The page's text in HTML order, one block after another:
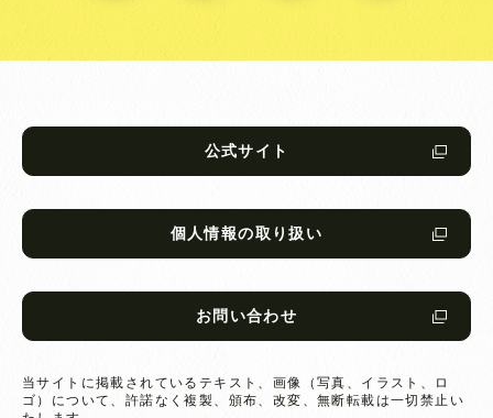
公式サイト
個人情報の取り扱い
お問い合わせ
当サイトに掲載されているテキスト、画像（写真、イラスト、ロ
ゴ）について、 許諾なく複製、頒布、改変、無断転載は一切禁止い